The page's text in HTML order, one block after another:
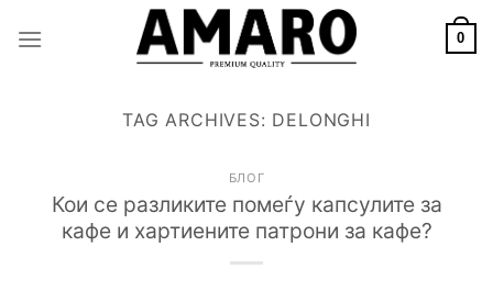
0
TAG ARCHIVES: DELONGHI
БЛОГ
Кои се разликите помеѓу капсулите за
кафе и хартиените патрони за кафе?